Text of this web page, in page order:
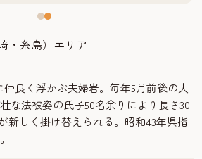
・糸島）エリア
仲良く浮かぶ夫婦岩。毎年5月前後の大
な法被姿の氏子50名余りにより長さ30
新しく掛け替えられる。昭和43年県指